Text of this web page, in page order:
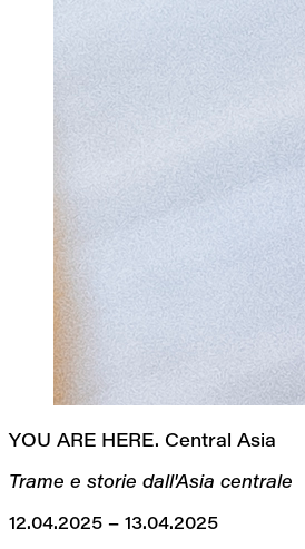
YOU ARE HERE. Central Asia
Trame e storie dall'Asia centrale
12.04.2025 – 13.04.2025